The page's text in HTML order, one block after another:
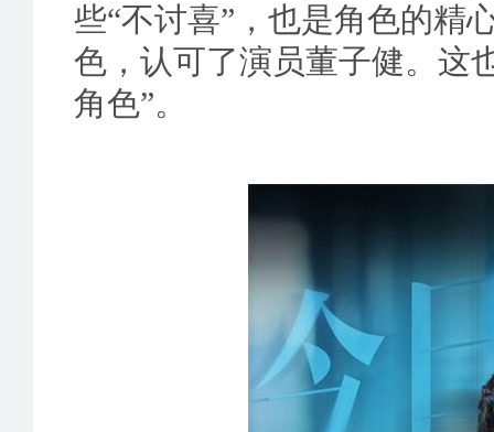
些“不讨喜”，也是角色的精
色，认可了演员董子健。这
角色”。